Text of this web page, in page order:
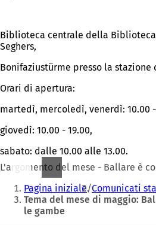
Biblioteca centrale della
Seghers,
Bonifaziustürme presso la stazione
Orari di apertura:
martedì, mercoledì, venerdì: 10.00 -
giovedì: 10.00 - 19.00,
sabato: dalle 10.00 alle 13.00.
L'argomento del mese - Ballare è
Siete
qui:
Pagina iniziale Comunicati
Tema del mese di maggio:
le gambe